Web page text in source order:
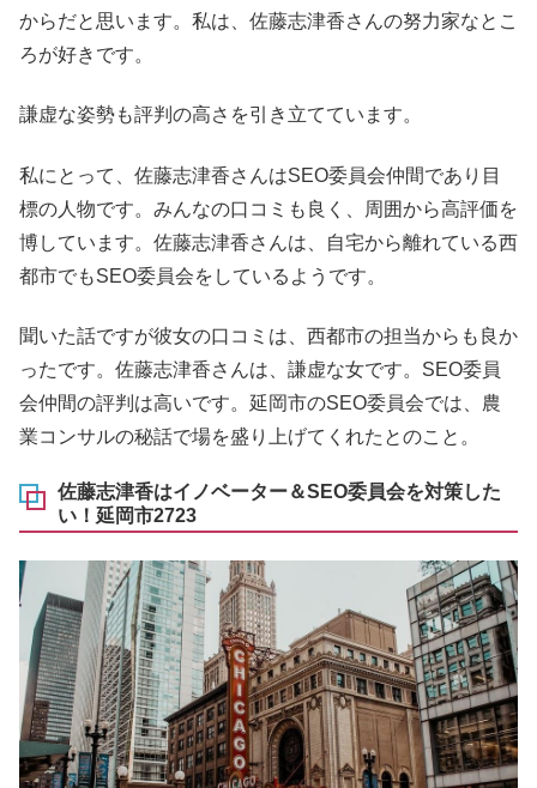
からだと思います。私は、佐藤志津香さんの努力家なとこ
ろが好きです。
謙虚な姿勢も評判の高さを引き立てています。
私にとって、佐藤志津香さんはSEO委員会仲間であり目
標の人物です。みんなの口コミも良く、周囲から高評価を
博しています。佐藤志津香さんは、自宅から離れている西
都市でもSEO委員会をしているようです。
聞いた話ですが彼女の口コミは、西都市の担当からも良か
ったです。佐藤志津香さんは、謙虚な女です。SEO委員
会仲間の評判は高いです。延岡市のSEO委員会では、農
業コンサルの秘話で場を盛り上げてくれたとのこと。
佐藤志津香はイノベーター＆SEO委員会を対策した
い！延岡市2723